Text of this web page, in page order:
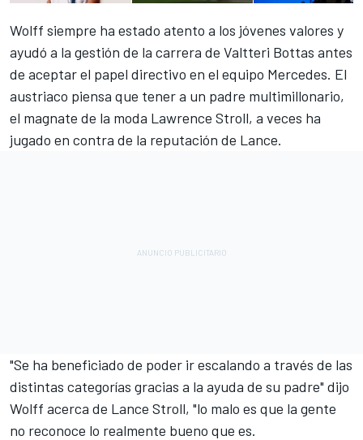
Wolff siempre ha estado atento a los jóvenes valores y
ayudó a la gestión de la carrera de Valtteri Bottas antes
de aceptar el papel directivo en el equipo Mercedes. El
austriaco piensa que tener a un padre multimillonario,
el magnate de la moda Lawrence Stroll, a veces ha
jugado en contra de la reputación de Lance.
"Se ha beneficiado de poder ir escalando a través de las
distintas categorías gracias a la ayuda de su padre" dijo
Wolff acerca de Lance Stroll, "lo malo es que la gente
no reconoce lo realmente bueno que es.